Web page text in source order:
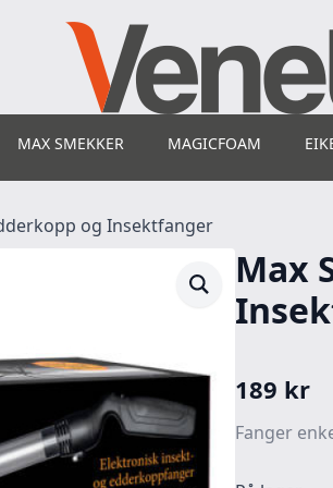
MAX SMEKKER MAGICFOAM
og Insektfanger
Max
189 kr
Fanger